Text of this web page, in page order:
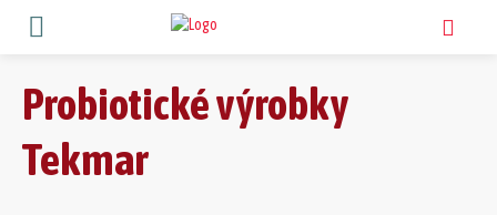
Probiotické výrobky
Tekmar